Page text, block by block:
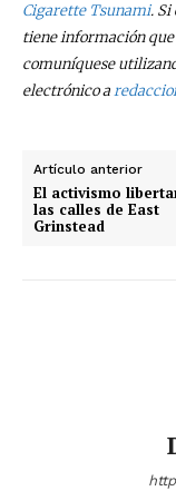
Cigarette Tsunami. Si
tiene información
comuníquese
electrónico a
Artículo anterior
El activismo
las calles de East
Grinstead